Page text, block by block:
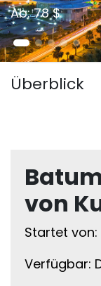
Ab: 78 $
Überblick
von
Startet von:
Verfügbar: